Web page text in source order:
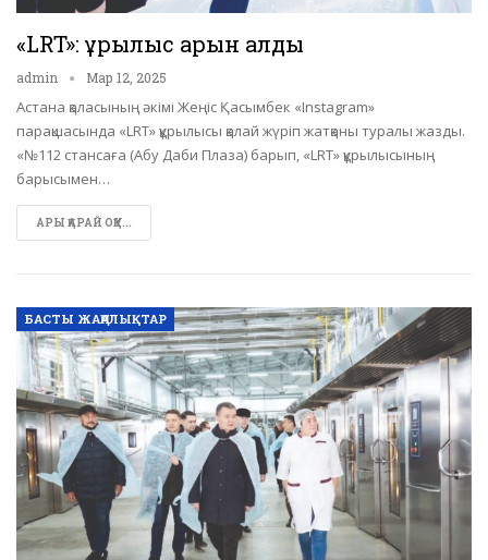
«LRT»: құрылыс қарқын алды
admin Мар 12, 2025
Астана қаласының әкімі Жеңіс Қасымбек «Instagram»
парақшасында «LRT» құрылысы қалай жүріп жатқаны туралы жазды.
«№112 стансаға (Абу Даби Плаза) барып, «LRT» құрылысының
барысымен…
АРЫ ҚАРАЙ ОҚУ...
БАСТЫ ЖАҢАЛЫҚТАР